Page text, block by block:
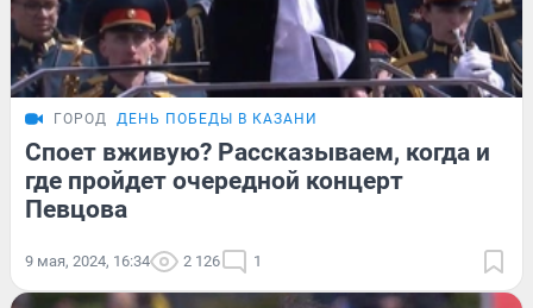
ГОРОД ДЕНЬ ПОБЕДЫ В КАЗАНИ
Споет вживую? Рассказываем, когда и
где пройдет очередной концерт
Певцова
9 мая, 2024, 16:34 2 126 1